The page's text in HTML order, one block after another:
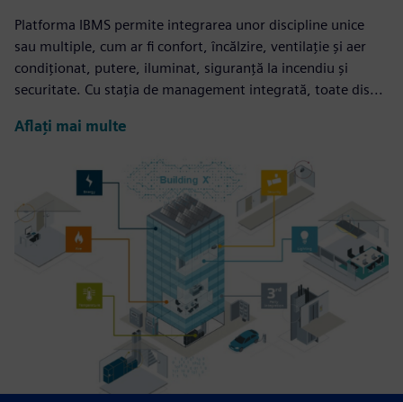
Platforma IBMS permite integrarea unor discipline unice
sau multiple, cum ar fi confort, încălzire, ventilație și aer
condiționat, putere, iluminat, siguranță la incendiu și
securitate. Cu stația de management integrată, toate dis...
Aflați mai multe